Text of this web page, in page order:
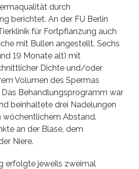
durch
berichtet. An der FU Berlin
für Fortpflanzung auch
mit Bullen angestellt. Sechs
19 Monate alt) mit
Dichte und/oder
Volumen des Spermas
Behandlungsprogramm war
beinhaltete drei Nadelungen
wöchentlichem Abstand.
an der Blase, dem
Niere.
erfolgte jeweils zweimal